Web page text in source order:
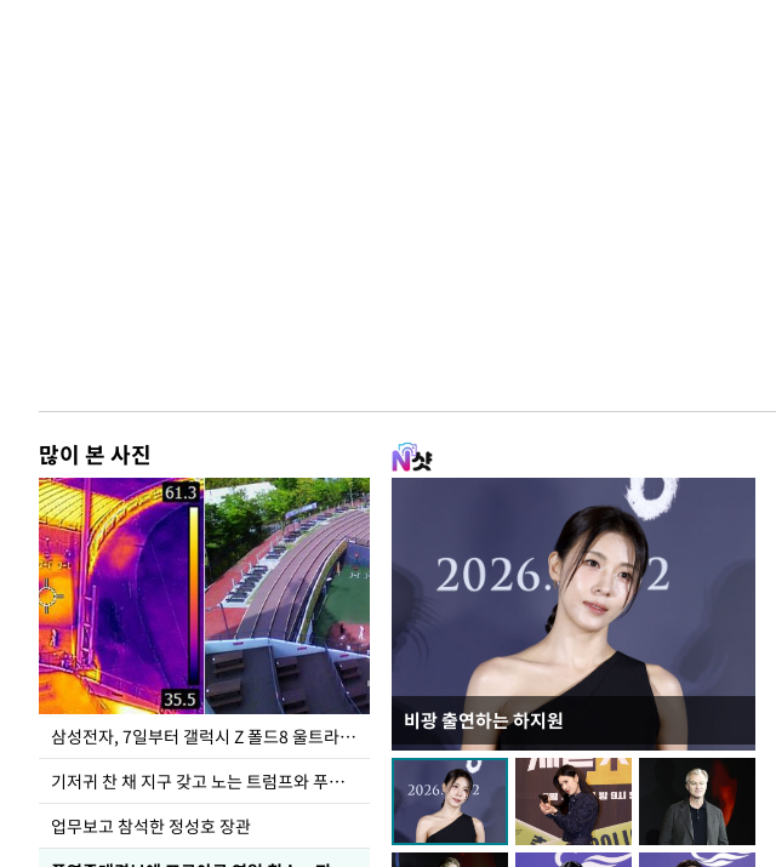
많이 본 사진
삼성전자, 7일부터 갤럭시 Z 폴드8 울트라·폴드8·플립8 출시
기저귀 찬 채 지구 갖고 노는 트럼프와 푸틴 형상 미로
업무보고 참석한 정성호 장관
비광 출연하는 하지원
이재명 대통령, "수사·기소 분리 관련 대비책 최
선 다해 강구해야"